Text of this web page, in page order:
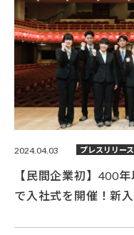
2024.04.03 プレスリリース
【民間企業初】400
で入社式を開催！新